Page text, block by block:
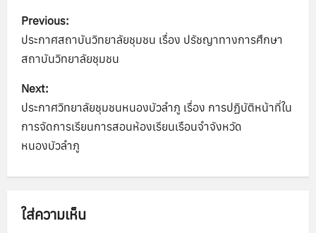
P
o
t
n
i
Previous:
ประกาศสถาบันวิทยาลัยชุมชน เรื่อง ปรัชญาทางการศึกษา
สถาบันวิทยาลัยชุมชน
Next:
ประกาศวิทยาลัยชุมชนหนองบัวลำภู เรื่อง การปฏิบัติหน้าที่ใน
การจัดการเรียนการสอนห้องเรียนเรือนจำจังหวัด
หนองบัวลำภู
ใส่ความเห็น